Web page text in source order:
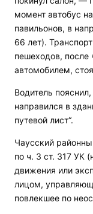
момент автобус
павильонов, в
66 лет).
пешеходов, после
автомобилем,
Водитель пояснил,
направился в
путевой лист“.
Чаусский
по ч. 3 ст. 317 УК
движения или
лицом,
повлекшее по